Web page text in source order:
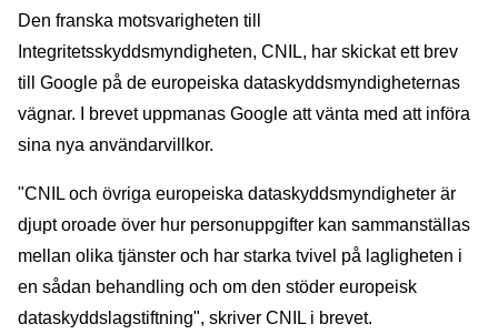
Den franska motsvarigheten till
Integritetsskyddsmyndigheten, CNIL, har skickat ett brev
till Google på de europeiska dataskyddsmyndigheternas
vägnar. I brevet uppmanas Google att vänta med att införa
sina nya användarvillkor.
"CNIL och övriga europeiska dataskyddsmyndigheter är
djupt oroade över hur personuppgifter kan sammanställas
mellan olika tjänster och har starka tvivel på lagligheten i
en sådan behandling och om den stöder europeisk
dataskyddslagstiftning", skriver CNIL i brevet.